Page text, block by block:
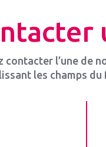
contacter l’une de
les champs